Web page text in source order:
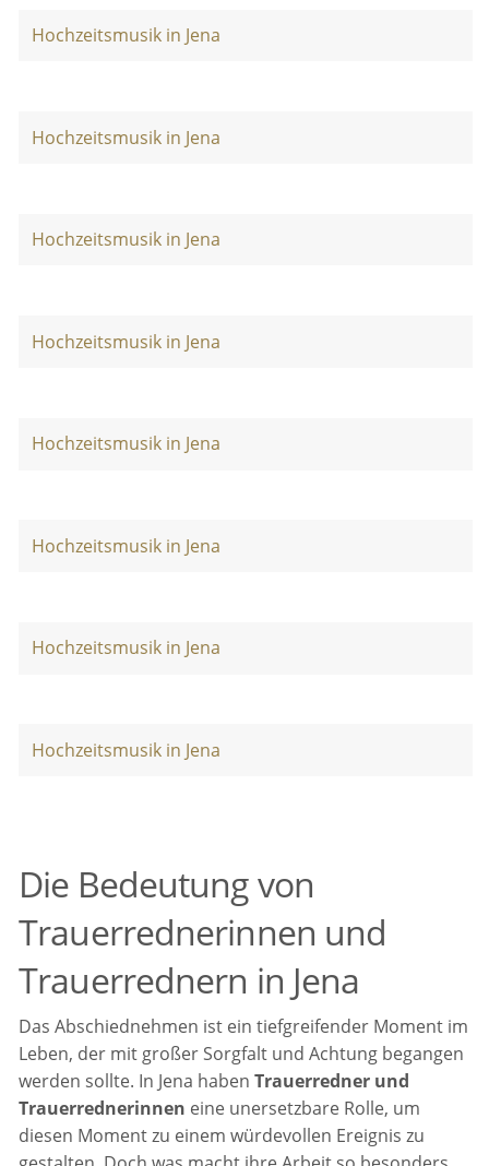
Hochzeitsmusik in Jena
Hochzeitsmusik in Jena
Hochzeitsmusik in Jena
Hochzeitsmusik in Jena
Hochzeitsmusik in Jena
Hochzeitsmusik in Jena
Hochzeitsmusik in Jena
Hochzeitsmusik in Jena
Die Bedeutung von
Trauerrednerinnen und
Trauerrednern in Jena
Das Abschiednehmen ist ein tiefgreifender Moment im
Leben, der mit großer Sorgfalt und Achtung begangen
werden sollte. In Jena habenTrauerredner und
Trauerrednerinnen eine unersetzbare Rolle, um
diesen Moment zu einem würdevollen Ereignis zu